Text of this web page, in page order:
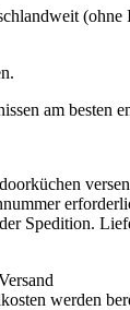
(ohne
am besten
Spedition.
werden